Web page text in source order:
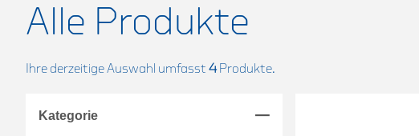
Alle Produkte
Ihre derzeitige Auswahl umfasst 4Produkte.
Kategorie